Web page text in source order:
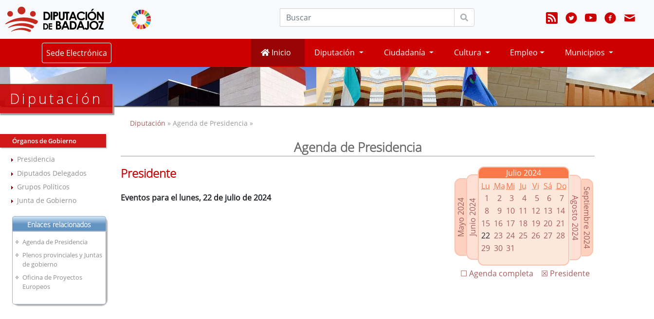
Sede Electrónica Inicio Diputación Ciudadanía Cultura Empleo Municipios
Diputación
Órganos de Gobierno
Presidencia
Diputados Delegados
Grupos Políticos
Junta de Gobierno
Enlaces relacionados
Agenda de Presidencia
Plenos provinciales y Juntas
de gobierno
Oficina de Proyectos
Europeos
Diputación » Agenda de Presidencia »
Agenda de Presidencia
Mayo 2024Junio 2024
Julio 2024
Lu MaMi Ju Vi Sá Do
1
2 3 4 5 6
7
8
9 10 11 12 13 14
15 16 17 18 19 20 21
22 23 24 25 26 27 28
29 30 31 Septiembre 2024
Agosto 2024
☒ Presidente
☐ Agenda completa
Presidente
Eventos para el lunes, 22 de julio de 2024